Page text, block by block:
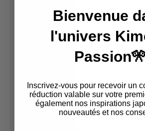
Hong Kong
SAR (EUR
Iceland
(EUR €)
Bienvenue
l'univers
Inscrivez-vous pour recevoir un
réduction valable sur votre
également nos inspirations
nouveautés et nos